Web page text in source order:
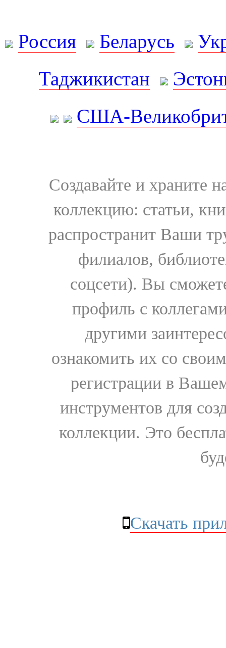
Россия Беларусь
Таджикистан
США-
Создавайте и храните
коллекцию: статьи,
распространит Ваши
филиалов,
соцсети). Вы
профиль с
другими
ознакомить их со
регистрации в
инструментов для
коллекции. Это
Скачать